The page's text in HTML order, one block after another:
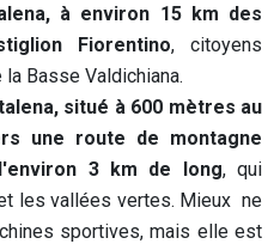
à environ 15 km des
Fiorentino, citoyens
Basse Valdichiana.
situé à 600 mètres au
une route de montagne
3 km de long, qui
les vallées vertes. Mieux ne
sportives, mais elle est